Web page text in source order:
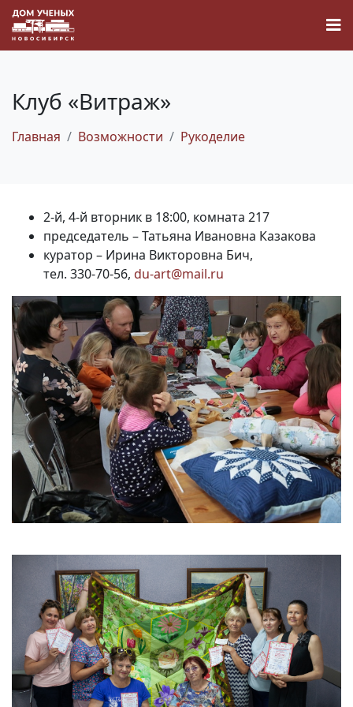
Новости
О Доме учёных
Виртуальный тур
Контакты
Вакансии
Клуб «Витраж»
Главная Возможности Рукоделие
2-й, 4-й вторник в 18:00, комната 217
председатель – Татьяна Ивановна Казакова
куратор – Ирина Викторовна Бич,
тел. 330-70-56, du-art@mail.ru